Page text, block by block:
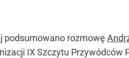
podsumowano rozmowę
IX Szczytu Przywódców